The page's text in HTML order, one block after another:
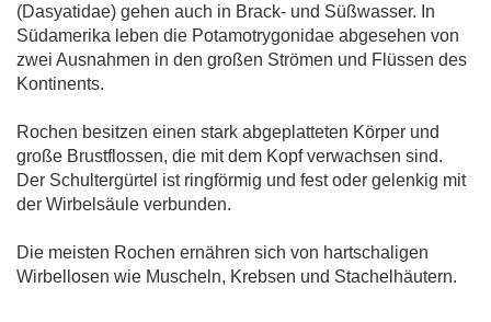
(Dasyatidae) gehen auch in Brack- und Süßwasser. In
Südamerika leben die Potamotrygonidae abgesehen von
zwei Ausnahmen in den großen Strömen und Flüssen des
Kontinents.
Rochen besitzen einen stark abgeplatteten Körper und
große Brustflossen, die mit dem Kopf verwachsen sind.
Der Schultergürtel ist ringförmig und fest oder gelenkig mit
der Wirbelsäule verbunden.
Die meisten Rochen ernähren sich von hartschaligen
Wirbellosen wie Muscheln, Krebsen und Stachelhäutern.